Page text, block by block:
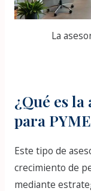
La
¿Qué es
para
Este tipo de
crecimiento de
mediante